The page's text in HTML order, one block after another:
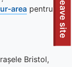
Leave site
area pentru
Bristol,